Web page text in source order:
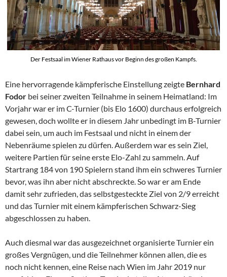
Der Festsaal im Wiener Rathaus vor Beginn des großen Kampfs.
Eine hervorragende kämpferische Einstellung zeigte Bernhard
Fodor bei seiner zweiten Teilnahme in seinem Heimatland: Im
Vorjahr war er im C-Turnier (bis Elo 1600) durchaus erfolgreich
gewesen, doch wollte er in diesem Jahr unbedingt im B-Turnier
dabei sein, um auch im Festsaal und nicht in einem der
Nebenräume spielen zu dürfen. Außerdem war es sein Ziel,
weitere Partien für seine erste Elo-Zahl zu sammeln. Auf
Startrang 184 von 190 Spielern stand ihm ein schweres Turnier
bevor, was ihn aber nicht abschreckte. So war er am Ende
damit sehr zufrieden, das selbstgesteckte Ziel von 2/9 erreicht
und das Turnier mit einem kämpferischen Schwarz-Sieg
abgeschlossen zu haben.
Auch diesmal war das ausgezeichnet organisierte Turnier ein
großes Vergnügen, und die Teilnehmer können allen, die es
noch nicht kennen, eine Reise nach Wien im Jahr 2019 nur